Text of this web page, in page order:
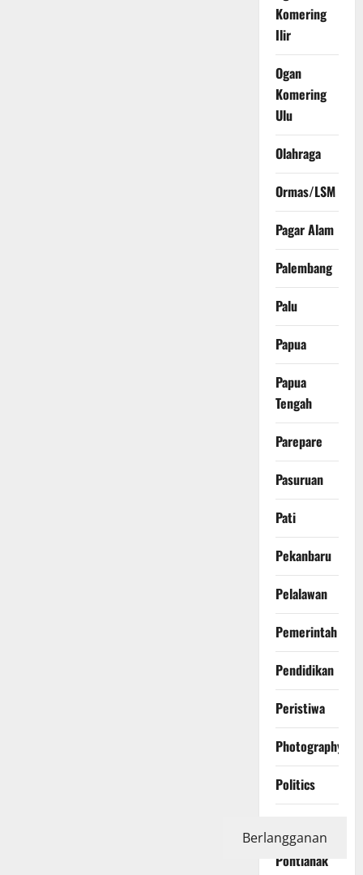
Komering
Ilir
Ogan
Komering
Ulu
Olahraga
Ormas/LSM
Pagar Alam
Palembang
Palu
Papua
Papua
Tengah
Parepare
Pasuruan
Pati
Pekanbaru
Pelalawan
Pemerintah
Pendidikan
Peristiwa
Photography
Politics
Pontianak
Berlangganan